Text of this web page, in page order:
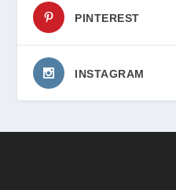
PINTEREST
INSTAGRAM